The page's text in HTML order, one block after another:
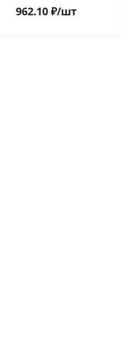
962.10₽/шт